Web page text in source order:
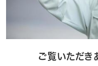
ご覧いただき